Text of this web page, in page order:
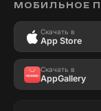
МОБИЛЬНОЕ
Скачать в
App Store
Скачать в
AppGallery